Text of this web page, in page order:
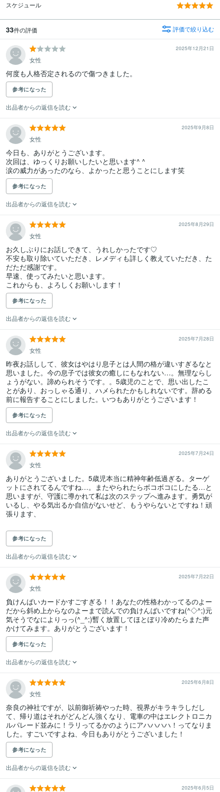
スケジュール
33件の評価 評価で絞り込む
2025年12月21日
女性
何度も人格否定されるので傷つきました。
参考になった
出品者からの返信を読む
2025年9月8日
女性
今日も、ありがとうございます。
次回は、ゆっくりお願いしたいと思います^ ^
涙の威力があったのなら、よかったと思うことにします笑
参考になった
出品者からの返信を読む
2025年8月29日
女性
お久しぶりにお話しできて、うれしかったです♡
不安も取り除いていただき、レメディも詳しく教えていただき、た
だただ感謝です。
早速、使ってみたいと思います。
これからも、よろしくお願いします！
参考になった
出品者からの返信を読む
2025年7月28日
女性
昨夜お話しして、彼女はやはり息子とは人間の格が違いすぎるなと
思いました。今の息子では彼女の癒しにもなれない…。無理ならし
ょうがない。諦められそうです。。5歳児のことで、思い出したこ
とがあり、おっしゃる通り、ハメられたかもしれないです。辞める
前に報告することにしました。いつもありがとうございます！
参考になった
出品者からの返信を読む
2025年7月24日
女性
ありがとうございました。5歳児本当に精神年齢低過ぎる。ターゲ
ットにされてるんですね…。またやられたらボコボコにしたる…と
思いますが、守護に導かれて私は次のステップへ進みます。勇気が
いるし、やる気出るか自信がないせど、もうやらないとですね！頑
張ります、
参考になった
出品者からの返信を読む
2025年7月22日
女性
負けんばいカードかすごすぎる！！あなたの性格わかってるのよー
だから斜め上からなのよーまで読んでの負けんばいですね(^◇^;)元
気そうでなによりっっ(^_^;)暫く放置してほとぼり冷めたらまた声
かけてみます。ありがとうございます！
参考になった
出品者からの返信を読む
2025年6月8日
女性
奈良の神社ですが、以前御祈祷やった時、視界がキラキラしだし
て、帰り道はそれがどんどん強くなり、電車の中はエレクトロニカ
ルパレード並みに！ラリってるかのようにアハハハハ！ってなりま
した。すごいですよね、今日もありがとうございました！
参考になった
出品者からの返信を読む
2025年6月5日